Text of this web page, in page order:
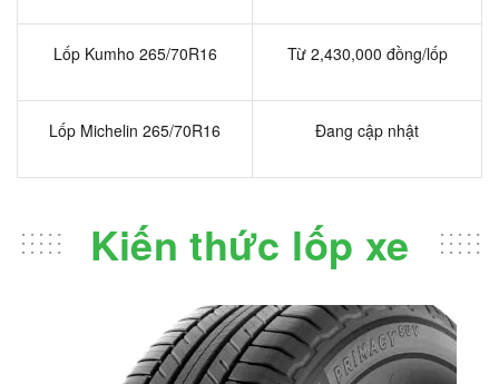
Lốp Kumho 265/70R16 Từ 2,430,000 đồng/lốp
Lốp Michelin 265/70R16 Đang cập nhật
Kiến thức lốp xe